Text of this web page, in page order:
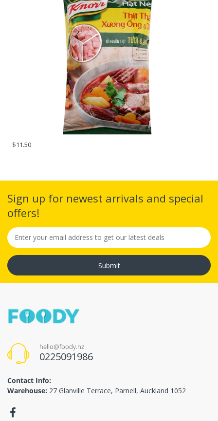
$11.50
Sign up for newest arrivals and special
offers!
Submit
hello@foody.nz
0225091986
Contact Info:
Warehouse: 27 Glanville Terrace, Parnell, Auckland 1052